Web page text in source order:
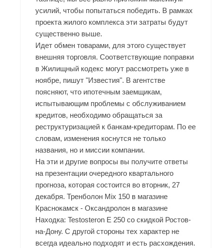
усилий, чтобы попытаться победить. В рамках
проекта жилого комплекса эти затраты будут
существенно выше.
Идет обмен товарами, для этого существует
внешняя торговля. Соответствующие поправки
в Жилищный кодекс могут рассмотреть уже в
ноябре, пишут "Известия". В агентстве
поясняют, что ипотечным заемщикам,
испытывающим проблемы с обслуживанием
кредитов, необходимо обращаться за
реструктуризацией к банкам-кредиторам. По ее
словам, изменения коснутся не только
названия, но и миссии компании.
На эти и другие вопросы вы получите ответы
на презентации очередного квартального
прогноза, которая состоится во вторник, 27
декабря. Тренболон Mix 150 в магазине
Краснокамск - Оксандролон в магазине
Находка: Testosteron E 250 со скидкой Ростов-
на-Дону. С другой стороны тех характер не
всегда идеально подходят и есть расхождения.